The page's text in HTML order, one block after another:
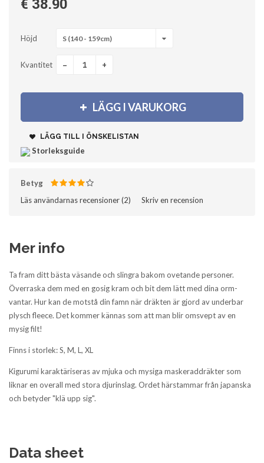
Höjd S (140 - 159cm)
Kvantitet - +
LÄGG I VARUKORG
LÄGG TILL I ÖNSKELISTAN
Storleksguide
Betyg
Läs användarnas recensioner (2)‎ Skriv en recension
Mer info
Ta fram ditt bästa väsande och slingra bakom ovetande personer.
Överraska dem med en gosig kram och bit dem lätt med dina orm-
vantar. Hur kan de motstå din famn när dräkten är gjord av underbar
plysch fleece. Det kommer kännas som att man blir omsvept av en
mysig filt!
Finns i storlek: S, M, L, XL
Kigurumi karaktäriseras av mjuka och mysiga maskeraddräkter som
liknar en overall med stora djurinslag. Ordet härstammar från japanska
och betyder "klä upp sig".
Data sheet